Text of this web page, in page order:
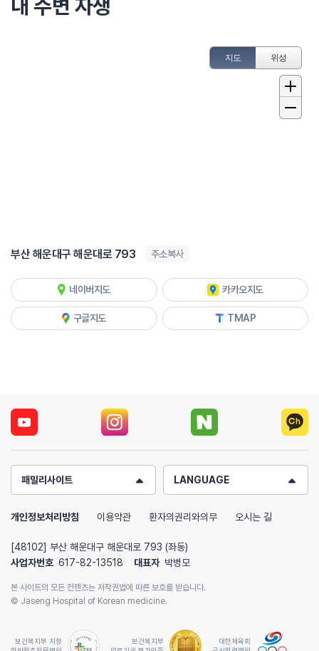
내 주변 자생
지도 위성
부산 해운대구 해운대로 793 주소복사
네이버지도 카카오지도
구글지도 TMAP
패밀리사이트 LANGUAGE
개인정보처리방침 이용약관 환자의권리와의무 오시는 길
[48102] 부산 해운대구 해운대로 793 (좌동)
사업자번호 617-82-13518 대표자 박병모
본 사이트의 모든 컨텐츠는 저작권법에 따른 보호를 받습니다.
© Jaseng Hospital of Korean medicine.
보건복지부 지정
보건복지부
대한체육회